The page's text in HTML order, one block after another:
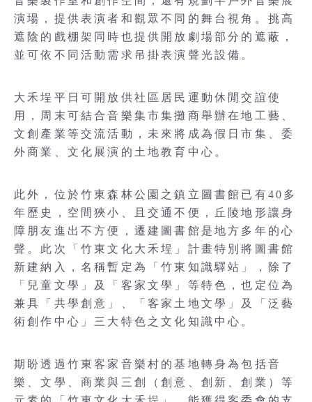
演場，提供表演者和觀眾不同的舞台視角。挑高
遮陰的戲棚架同時也提供開放劇場部分的遮蔽，
並可依不同活動需求吊掛表演聲光設備。
大禾埕平日可開放供社區居民運動休閒交誼使
用，周末可結合音樂集市集攤商舉辦在地工藝、
文創產業等交流活動，未來將成為假日市集、委
外商業、文化展演的土地教育中心。
此外，位於竹東森林公園之鎮立圖書館已有40多
年歷史，空間狹小、且交通不便，丘陵地形讓身
障朋友進出不方便，遷建圖書館是地方多年的心
聲。此次「竹東文化大禾埕」計畫特別將圖書館
新建納入，名稱暫定為「竹東知識驛站」，除了
「兒童文學」及「客家文學」等特色，也定位為
兼具「共學創意」、「客家土地文學」及「泛藝
術創作中心」三大特色之文化知識中心。
期盼透過竹東客家音樂村的基地轉身為包括音
樂、文學、商業與三創（創意、創新、創業）等